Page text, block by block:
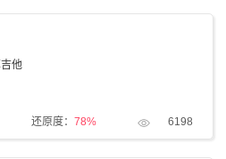
他
还原度： 78% 6198